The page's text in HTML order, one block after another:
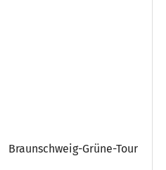
Braunschweig-Grüne-Tour